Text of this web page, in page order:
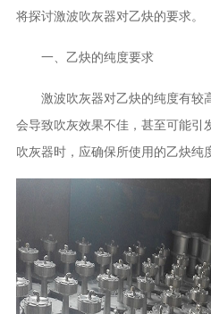
将探讨激波吹灰器对乙炔的要求。
一、乙炔的纯度要求
激波吹灰器对乙炔的纯度有较
会导致吹灰效果不佳，甚至可能引
吹灰器时，应确保所使用的乙炔纯